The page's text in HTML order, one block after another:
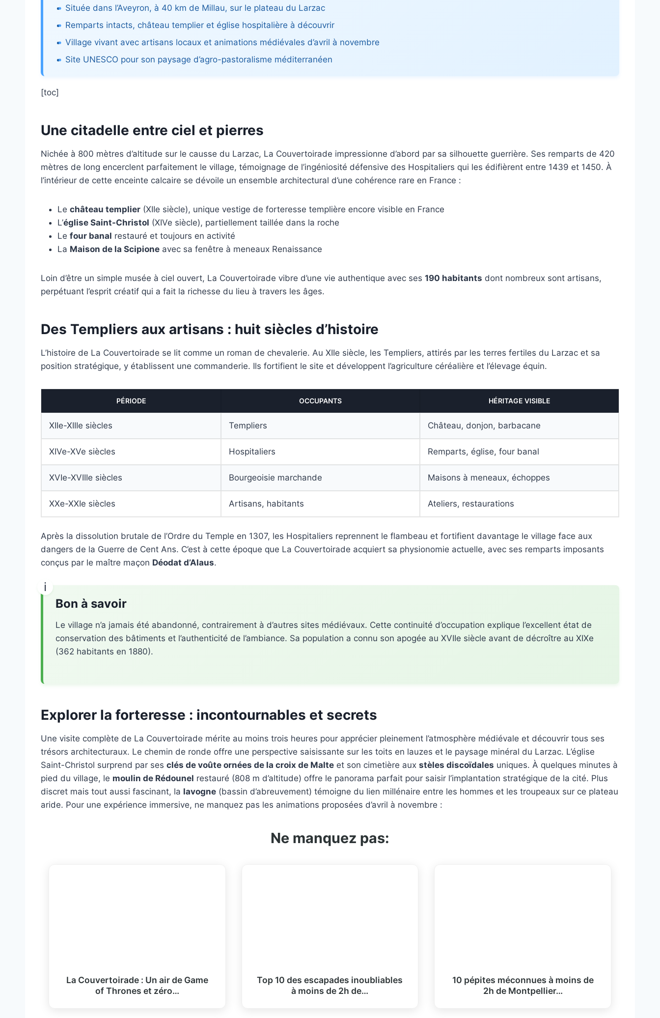
Située dans l’Aveyron, à 40 km de Millau, sur le plateau du Larzac
Remparts intacts, château templier et église hospitalière à découvrir
Village vivant avec artisans locaux et animations médiévales d’avril à novembre
Site UNESCO pour son paysage d’agro-pastoralisme méditerranéen
[toc]
Une citadelle entre ciel et pierres
Nichée à 800 mètres d’altitude sur le causse du Larzac, La Couvertoirade impressionne d’abord par sa silhouette guerrière. Ses remparts de 420
mètres de long encerclent parfaitement le village, témoignage de l’ingéniosité défensive des Hospitaliers qui les édifièrent entre 1439 et 1450. À
l’intérieur de cette enceinte calcaire se dévoile un ensemble architectural d’une cohérence rare en France :
Le château templier (XIIe siècle), unique vestige de forteresse templière encore visible en France
L’église Saint-Christol (XIVe siècle), partiellement taillée dans la roche
Le four banal restauré et toujours en activité
La Maison de la Scipione avec sa fenêtre à meneaux Renaissance
Loin d’être un simple musée à ciel ouvert, La Couvertoirade vibre d’une vie authentique avec ses 190 habitants dont nombreux sont artisans,
perpétuant l’esprit créatif qui a fait la richesse du lieu à travers les âges.
Des Templiers aux artisans : huit siècles d’histoire
L’histoire de La Couvertoirade se lit comme un roman de chevalerie. Au XIIe siècle, les Templiers, attirés par les terres fertiles du Larzac et sa
position stratégique, y établissent une commanderie. Ils fortifient le site et développent l’agriculture céréalière et l’élevage équin.
PÉRIODE OCCUPANTS HÉRITAGE VISIBLE
XIIe-XIIIe siècles Templiers Château, donjon, barbacane
XIVe-XVe siècles Hospitaliers Remparts, église, four banal
XVIe-XVIIIe siècles Bourgeoisie marchande Maisons à meneaux, échoppes
XXe-XXIe siècles Artisans, habitants Ateliers, restaurations
Après la dissolution brutale de l’Ordre du Temple en 1307, les Hospitaliers reprennent le flambeau et fortifient davantage le village face aux
dangers de la Guerre de Cent Ans. C’est à cette époque que La Couvertoirade acquiert sa physionomie actuelle, avec ses remparts imposants
conçus par le maître maçon Déodat d’Alaus.
Bon à savoir
Le village n’a jamais été abandonné, contrairement à d’autres sites médiévaux. Cette continuité d’occupation explique l’excellent état de
conservation des bâtiments et l’authenticité de l’ambiance. Sa population a connu son apogée au XVIIe siècle avant de décroître au XIXe
(362 habitants en 1880).
Explorer la forteresse : incontournables et secrets
Une visite complète de La Couvertoirade mérite au moins trois heures pour apprécier pleinement l’atmosphère médiévale et découvrir tous ses
trésors architecturaux. Le chemin de ronde offre une perspective saisissante sur les toits en lauzes et le paysage minéral du Larzac. L’église
Saint-Christol surprend par ses clés de voûte ornées de la croix de Malte et son cimetière aux stèles discoïdales uniques. À quelques minutes à
pied du village, le moulin de Rédounel restauré (808 m d’altitude) offre le panorama parfait pour saisir l’implantation stratégique de la cité. Plus
discret mais tout aussi fascinant, la lavogne (bassin d’abreuvement) témoigne du lien millénaire entre les hommes et les troupeaux sur ce plateau
aride. Pour une expérience immersive, ne manquez pas les animations proposées d’avril à novembre :
Ne manquez pas:
La Couvertoirade : Un air de Game
of Thrones et zéro…
Top 10 des escapades inoubliables
à moins de 2h de…
10 pépites méconnues à moins de
2h de Montpellier…